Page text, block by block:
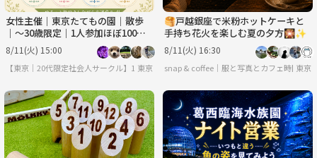
女性主催｜東京たてもの園｜散歩
｜〜30歳限定｜1人参加ほぼ100%
｜友達作り
8/11(火) 15:00
【東京｜20代限定社会人サークル】1人参加ほぼ100％｜少人数ゆる交流会
東京
🥞戸越銀座で米粉ホットケーキと
手持ち花火を楽しむ夏の夕方🎇✨
8/11(火) 16:30
snap & coffee｜服と写真とカフェ時間東京